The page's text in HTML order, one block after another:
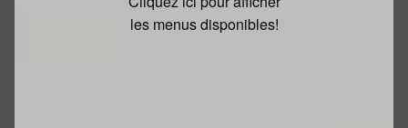
les menus disponibles!